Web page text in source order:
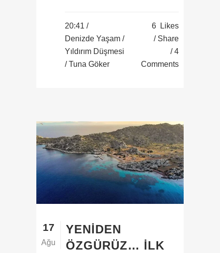
20:41 /
Denizde Yaşam /
Yıldırım Düşmesi
/ Tuna Göker
6
Likes
Share
4
Comments
17
Ağu
YENIDEN
ÖZGÜRÜZ… İLK